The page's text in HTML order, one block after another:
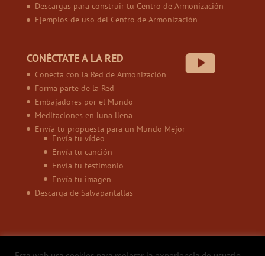
Descargas para construir tu Centro de Armonización
Ejemplos de uso del Centro de Armonización
CONÉCTATE A LA RED
Conecta con la Red de Armonización
Forma parte de la Red
Embajadores por el Mundo
Meditaciones en luna llena
Envía tu propuesta para un Mundo Mejor
Envía tu vídeo
Envía tu canción
Envía tu testimonio
Envía tu imagen
Descarga de Salvapantallas